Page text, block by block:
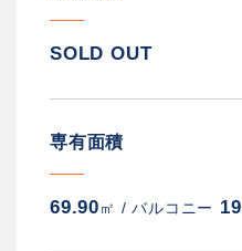
SOLD OUT
専有面積
69.90㎡ /バルコニー